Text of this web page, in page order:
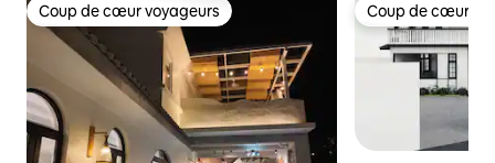
Coup de cœur voyageurs
Coup de cœur voyageurs Coup de cœur
Coup de cœur